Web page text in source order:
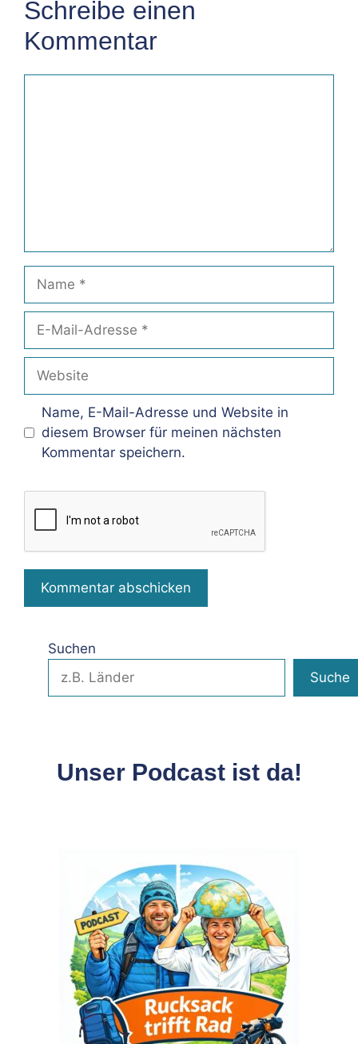
Schreibe einen
Kommentar
Mail-
Adresse
Name, E-Mail-Adresse und Website in
diesem Browser für meinen nächsten
Kommentar speichern.
Suchen
Suche
Unser Podcast ist da!